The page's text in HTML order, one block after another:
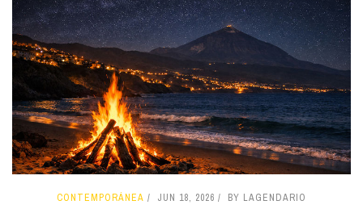
CONTEMPORÁNEA JUN 18, 2026 BY LAGENDARIO